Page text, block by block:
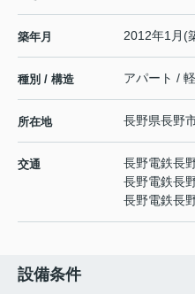
築年月 2012年1月(
種別 / 構造 アパート /
所在地 長野県長野
交通 長野電鉄長
長野電鉄長
長野電鉄長
設備条件